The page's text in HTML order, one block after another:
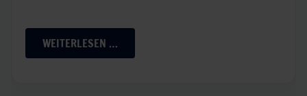
WEITERLESEN …